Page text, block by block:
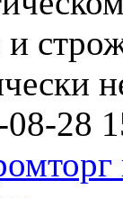
и
08-28